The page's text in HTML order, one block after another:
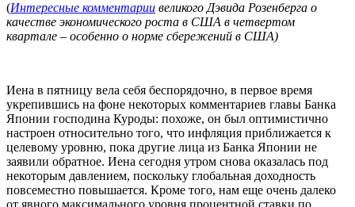
(Интересные комментарии великого Дэвида Розенберга о
качестве экономического роста в США в четвертом
квартале – особенно о норме сбережений в США)
Иена в пятницу вела себя беспорядочно, в первое время
укрепившись на фоне некоторых комментариев главы Банка
Японии господина Куроды: похоже, он был оптимистично
настроен относительно того, что инфляция приближается к
целевому уровню, пока другие лица из Банка Японии не
заявили обратное. Иена сегодня утром снова оказалась под
некоторым давлением, поскольку глобальная доходность
повсеместно повышается. Кроме того, нам еще очень далеко